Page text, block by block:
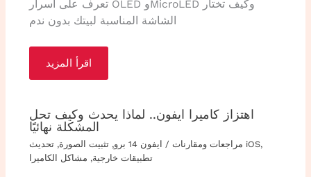
تعرف على أسرار OLED وMicroLED وكيف تختار
الشاشة المناسبة لبيتك بدون ندم
اقرأ المزيد
اهتزاز كاميرا ايفون.. لماذا يحدث وكيف تحل
المشكلة نهائيًا
مراجعات ومقارنات / ايفون 14 برو ,تثبيت الصورة, تحديث iOS,
تطبيقات خارجية, مشاكل الكاميرا